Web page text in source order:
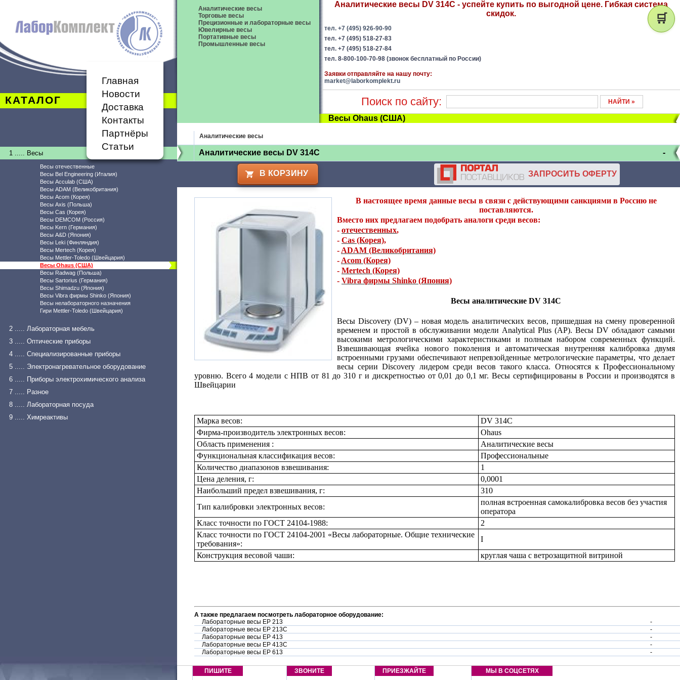
КАТАЛОГ
Главная
Новости
Доставка
Контакты
Партнёры
Статьи
1 ..... Весы
Весы отечественные
Весы Bel Engineering (Италия)
Весы Acculab (США)
Весы ADAM (Великобритания)
Весы Acom (Корея)
Весы Axis (Польша)
Весы Cas (Корея)
Весы DEMCOM (Россия)
Весы Kern (Германия)
Весы A&D (Япония)
Весы Leki (Финляндия)
Весы Mertech (Корея)
Весы Mettler-Toledo (Швейцария)
Весы Ohaus (США)
Весы Radwag (Польша)
Весы Sartorius (Германия)
Весы Shimadzu (Япония)
Весы Vibra фирмы Shinko (Япония)
Весы нелабораторного назначения
Гири Mettler-Toledo (Швейцария)
2 ..... Лабораторная мебель
3 ..... Оптические приборы
4 ..... Специализированные приборы
5 ..... Электронагревательное оборудование
6 ..... Приборы электрохимического анализа
7 ..... Разное
8 ..... Лабораторная посуда
9 ..... Химреактивы
Аналитические весы
Торговые весы
Прецизионные и лабораторные весы
Ювелирные весы
Портативные весы
Промышленные весы
Аналитические весы DV 314C - успейте купить по выгодной цене. Гибкая система
скидок.
тел. +7 (495) 926-90-90
тел. +7 (495) 518-27-83
тел. +7 (495) 518-27-84
тел. 8-800-100-70-98 (звонок бесплатный по России)
Заявки отправляйте на нашу почту:
market@laborkomplekt.ru
Поиск по сайту:
Весы Ohaus (США)
Аналитические весы
Аналитические весы DV 314C -
В КОРЗИНУ ЗАПРОСИТЬ ОФЕРТУ
В настоящее время данные весы в связи с действующими санкциями в Россию не
поставляются.
Вместо них предлагаем подобрать аналоги среди весов:
- отечественных,
- Cas (Корея),
- ADAM (Великобритания)
- Acom (Корея)
- Mertech (Корея)
- Vibra фирмы Shinko (Япония)
Весы аналитические DV 314C
Весы Discovery (DV) – новая модель аналитических весов, пришедшая на смену проверенной
временем и простой в обслуживании модели Analytical Plus (AP). Весы DV обладают самыми
высокими метрологическими характеристиками и полным набором современных функций.
Взвешивающая ячейка нового поколения и автоматическая внутренняя калибровка двумя
встроенными грузами обеспечивают непревзойденные метрологические параметры, что делает
весы серии Discovery лидером среди весов такого класса. Относятся к Профессиональному
уровню. Всего 4 модели с НПВ от 81 до 310 г и дискретностью от 0,01 до 0,1 мг. Весы сертифицированы в России и производятся в
Швейцарии
Марка весов:
DV 314C
Фирма-производитель электронных весов:
Ohaus
Область применения :
Аналитические весы
Функциональная классификация весов:
Профессиональные
Количество диапазонов взвешивания:
1
Цена деления, г:
0,0001
Наибольший предел взвешивания, г:
310
Тип калибровки электронных весов:
полная встроенная самокалибровка весов без участия
оператора
Класс точности по ГОСТ 24104-1988:
2
Класс точности по ГОСТ 24104-2001 «Весы лабораторные. Общие технические
требования»:
I
Конструкция весовой чаши:
круглая чаша с ветрозащитной витриной
А также предлагаем посмотреть лабораторное оборудование:
Лабораторные весы EP 213
-
Лабораторные весы EP 213C
-
Лабораторные весы EP 413
-
Лабораторные весы EP 413C
-
Лабораторные весы EP 613
-
ПИШИТЕ ЗВОНИТЕ ПРИЕЗЖАЙТЕ МЫ В СОЦСЕТЯХ
🛒